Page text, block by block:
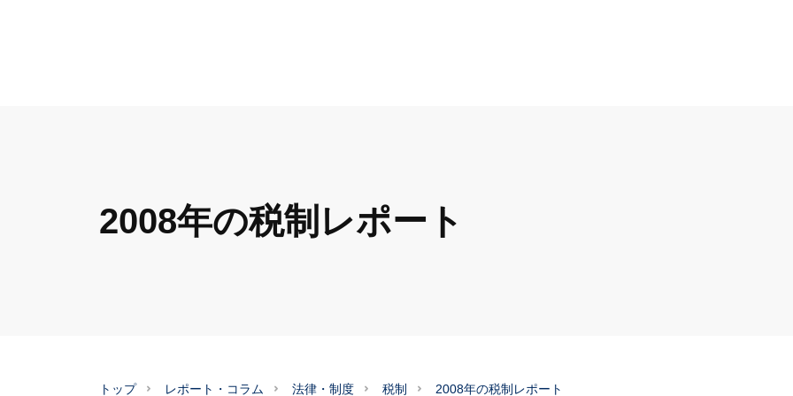
2008年の税制レポート
トップ レポート・コラム 法律・制度 税制 2008年の税制レポート